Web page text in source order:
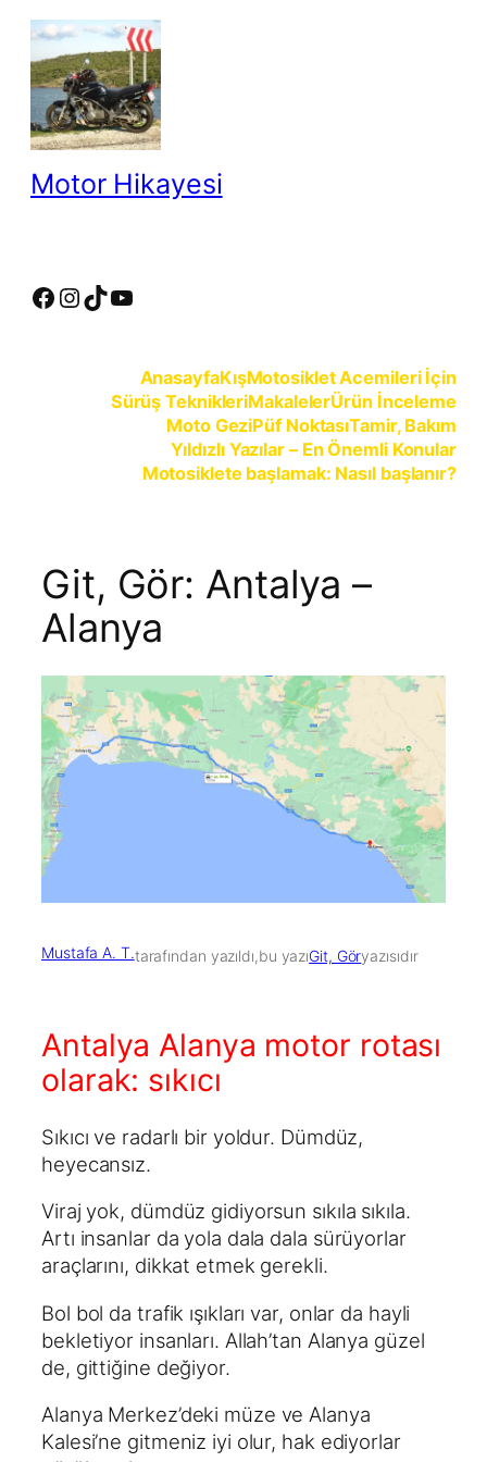
İçeriğe
Motor Hikayesi
Facebook InstagramTikTok YouTube
AnasayfaKışMotosiklet Acemileri İçin
Sürüş TeknikleriMakalelerÜrün İnceleme
Moto GeziPüf NoktasıTamir, Bakım
Yıldızlı Yazılar – En Önemli Konular
Motosiklete başlamak: Nasıl başlanır?
Git, Gör: Antalya –
Alanya
Mustafa A. T.tarafından yazıldı,bu yazıGit, Göryazısıdır
Antalya Alanya motor rotası
olarak: sıkıcı
Sıkıcı ve radarlı bir yoldur. Dümdüz,
heyecansız.
Viraj yok, dümdüz gidiyorsun sıkıla sıkıla.
Artı insanlar da yola dala dala sürüyorlar
araçlarını, dikkat etmek gerekli.
Bol bol da trafik ışıkları var, onlar da hayli
bekletiyor insanları. Allah’tan Alanya güzel
de, gittiğine değiyor.
Alanya Merkez’deki müze ve Alanya
Kalesi’ne gitmeniz iyi olur, hak ediyorlar